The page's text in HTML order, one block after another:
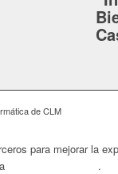
de CLM
para mejorar la
.